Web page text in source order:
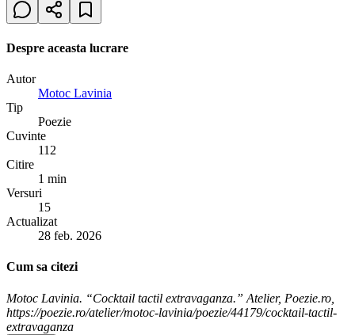
Despre aceasta lucrare
Autor
Motoc Lavinia
Tip
Poezie
Cuvinte
112
Citire
1 min
Versuri
15
Actualizat
28 feb. 2026
Cum sa citezi
Motoc Lavinia. “Cocktail tactil extravaganza.” Atelier, Poezie.ro,
https://poezie.ro/atelier/motoc-lavinia/poezie/44179/cocktail-tactil-
extravaganza